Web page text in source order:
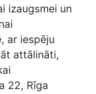
izaugsmei un
ar iespēju
attālināti,
22, Rīga